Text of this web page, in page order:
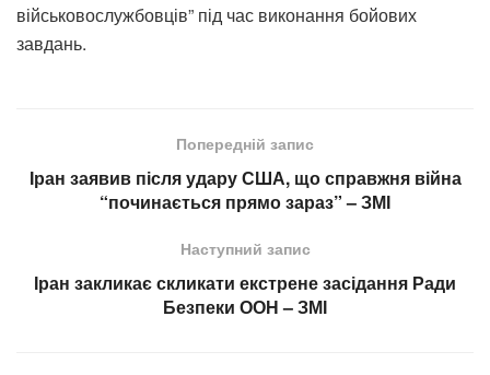
військовослужбовців” під час виконання бойових
завдань.
Попередній запис
Іран заявив після удару США, що справжня війна
“починається прямо зараз” – ЗМІ
Наступний запис
Іран закликає скликати екстрене засідання Ради
Безпеки ООН – ЗМІ